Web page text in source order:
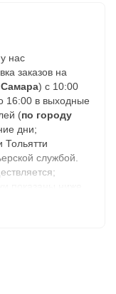
нас
заказов на
) с 10:00
16:00 в выходные
(по городу
дни;
Тольятти
службой.
показаны ниже
с вами